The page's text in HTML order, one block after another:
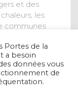
et des
les
communes
Les
Portes de la
a besoin
données vous
de